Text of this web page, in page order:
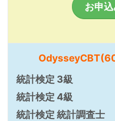
お申
統計検定 3級
統計検定 4級
統計検定 統計調査士